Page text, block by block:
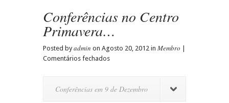
Conferências no Centro
Primavera…
Posted byadmin on Agosto 20, 2012 in Membro |
Comentários fechadosem
no
Centro
Conferências em 9 de Dezembro